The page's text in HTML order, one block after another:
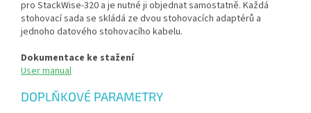
pro StackWise-320 a je nutné ji objednat samostatně. Každá
stohovací sada se skládá ze dvou stohovacích adaptérů a
jednoho datového stohovacího kabelu.
Dokumentace ke stažení
User manual
DOPLŇKOVÉ PARAMETRY